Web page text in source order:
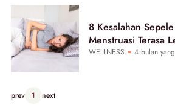
Beautynesia
8 Kesalahan
Menstruasi Terasa
WELLNESS 4 bulan
prev 1 next